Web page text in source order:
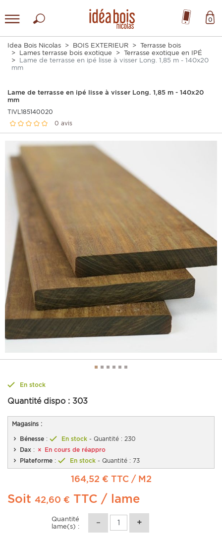
0
Idea Bois Nicolas BOIS EXTERIEUR
Terrasse bois
Lames terrasse bois exotique
Terrasse exotique en IPÉ
Lame de terrasse en ipé lisse à visser Long. 1,85 m - 140x20
mm
Lame de terrasse en ipé lisse à visser Long. 1,85 m - 140x20
mm
TIVL185140020
0 avis
En stock
Quantité dispo : 303
Magasins :
Bénesse : En stock - Quantité : 230
Dax :
En cours de réappro
Plateforme : En stock - Quantité : 73
164,52 € TTC / M2
Soit 42,60 € TTC / lame
Quantité
lame(s) :